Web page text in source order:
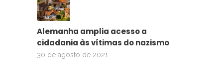
Alemanha amplia acesso a
cidadania às vítimas do nazismo
30 de agosto de 2021